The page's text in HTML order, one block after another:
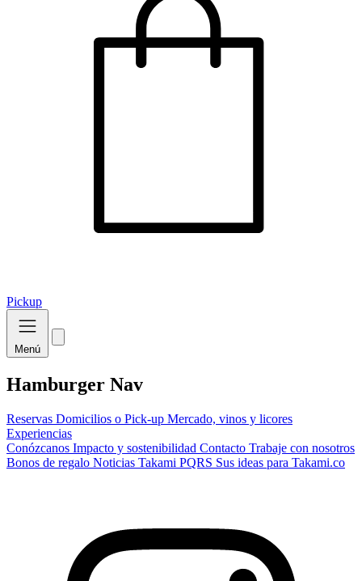
Pickup
Menú
Hamburger Nav
Reservas Domicilios o Pick-up Mercado, vinos y licores
Experiencias
Conózcanos Impacto y sostenibilidad Contacto Trabaje con nosotros
Bonos de regalo Noticias Takami PQRS Sus ideas para Takami.co